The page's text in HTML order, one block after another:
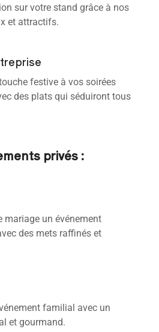
sur votre stand grâce à nos
et attractifs.
festive à vos soirées
des plats qui séduiront tous
privés :
mariage un événement
des mets raffinés et
familial avec un
et gourmand.